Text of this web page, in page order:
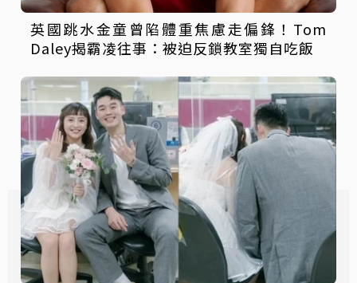
英國跳水金童曾陷體重焦慮走偏鋒！Tom
Daley揭霸凌往事：被迫反鎖教室獨自吃飯